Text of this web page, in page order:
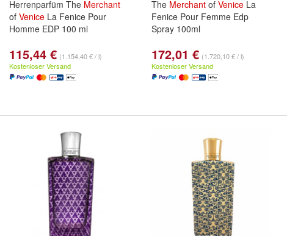
Herrenparfüm The Merchant
of Venice La Fenice Pour
Homme EDP 100 ml
115,44 € (1.154,40 € / l)
Kostenloser Versand
The Merchant of Venice La
Fenice Pour Femme Edp
Spray 100ml
172,01 € (1.720,10 € / l)
Kostenloser Versand